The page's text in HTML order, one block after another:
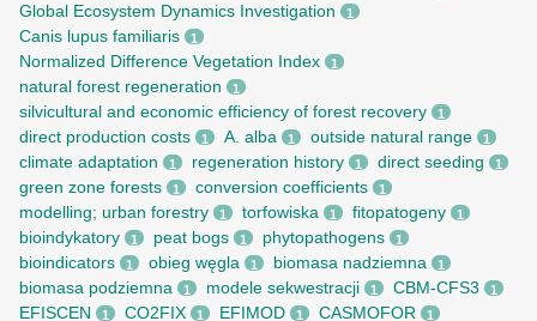
Global Ecosystem Dynamics Investigation 1
Canis lupus familiaris 1
Normalized Difference Vegetation Index 1
natural forest regeneration 1
silvicultural and economic efficiency of forest recovery 1
direct production costs 1 A. alba 1 outside natural range 1
climate adaptation 1 regeneration history 1 direct seeding 1
green zone forests 1 conversion coefficients 1
modelling; urban forestry 1 torfowiska 1 fitopatogeny 1
bioindykatory 1 peat bogs 1 phytopathogens 1
bioindicators 1 obieg węgla 1 biomasa nadziemna 1
biomasa podziemna 1 modele sekwestracji 1 CBM-CFS3 1
EFISCEN 1 CO2FIX 1 EFIMOD 1 CASMOFOR 1